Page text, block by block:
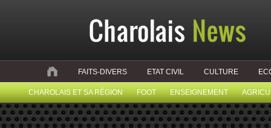
FAITS-DIVERS ETAT CIVIL CULTURE
CHAROLAIS ET SA RÉGION FOOT ENSEIGNEMENT